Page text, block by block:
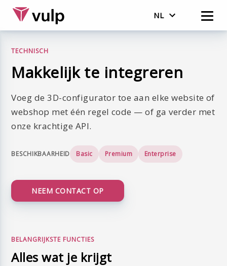
NL
TECHNISCH
Makkelijk te integreren
Voeg de 3D-configurator toe aan elke website of
webshop met één regel code — of ga verder met
onze krachtige API.
BESCHIKBAARHEID Basic Premium Enterprise
NEEM CONTACT OP
BELANGRIJKSTE FUNCTIES
Alles wat je krijgt